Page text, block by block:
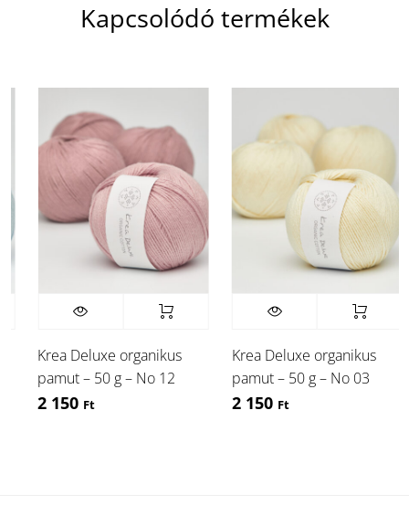
Kapcsolódó termékek
Krea Deluxe organikus
pamut – 50 g – No 12
2 150Ft
Krea Deluxe organikus
pamut – 50 g – No 03
2 150Ft